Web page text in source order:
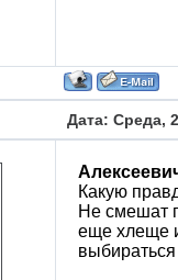
Дата: Среда,
Какую
Не смешат
еще хлеще